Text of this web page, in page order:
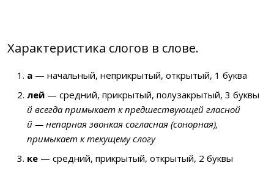
Характеристика слогов в слове.
а — начальный, неприкрытый, открытый, 1 буква
лей — средний, прикрытый, полузакрытый, 3 буквы
й всегда примыкает к предшествующей гласной
й — непарная звонкая согласная (сонорная),
примыкает к текущему слогу
ке — средний, прикрытый, открытый, 2 буквы